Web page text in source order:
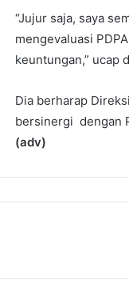
“Jujur saja, saya
mengevaluasi
keuntungan,” ucap
Dia berharap
bersinergi dengan
(adv)